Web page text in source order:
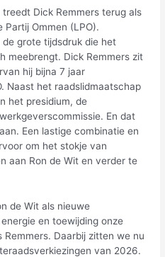
Dick Remmers terug als
Ommen (LPO).
grote tijdsdruk die het
meebrengt. Dick Remmers zit
hij bijna 7 jaar
Naast het raadslidmaatschap
het presidium, de
En dat
Een lastige combinatie en
om het stokje van
aan Ron de Wit en verder te
de Wit als nieuwe
en toewijding onze
Remmers. Daarbij zitten we nu
van 2026.